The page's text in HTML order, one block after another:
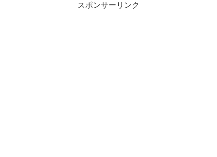
スポンサーリンク